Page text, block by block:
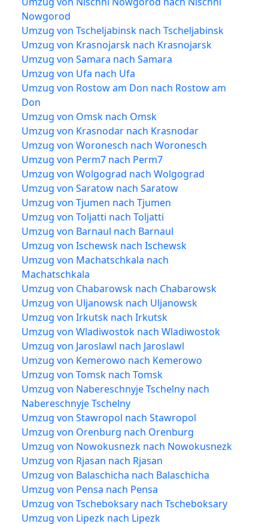
Nowgorod
Umzug von Tscheljabinsk nach Tscheljabinsk
Umzug von Krasnojarsk nach Krasnojarsk
Umzug von Samara nach Samara
Umzug von Ufa nach Ufa
Umzug von Rostow am Don nach Rostow am
Don
Umzug von Omsk nach Omsk
Umzug von Krasnodar nach Krasnodar
Umzug von Woronesch nach Woronesch
Umzug von Perm7 nach Perm7
Umzug von Wolgograd nach Wolgograd
Umzug von Saratow nach Saratow
Umzug von Tjumen nach Tjumen
Umzug von Toljatti nach Toljatti
Umzug von Barnaul nach Barnaul
Umzug von Ischewsk nach Ischewsk
Umzug von Machatschkala nach
Machatschkala
Umzug von Chabarowsk nach Chabarowsk
Umzug von Uljanowsk nach Uljanowsk
Umzug von Irkutsk nach Irkutsk
Umzug von Wladiwostok nach Wladiwostok
Umzug von Jaroslawl nach Jaroslawl
Umzug von Kemerowo nach Kemerowo
Umzug von Tomsk nach Tomsk
Umzug von Nabereschnyje Tschelny nach
Nabereschnyje Tschelny
Umzug von Stawropol nach Stawropol
Umzug von Orenburg nach Orenburg
Umzug von Nowokusnezk nach Nowokusnezk
Umzug von Rjasan nach Rjasan
Umzug von Balaschicha nach Balaschicha
Umzug von Pensa nach Pensa
Umzug von Tscheboksary nach Tscheboksary
Umzug von Lipezk nach Lipezk